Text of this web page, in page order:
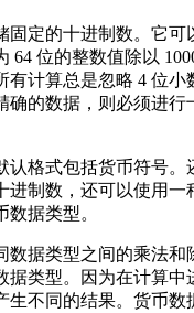
固定的十进制数。它可
64 位的整数值除以
有计算总是忽略 4 位小
确的数据，则必须进行
认格式包括货币符号。
进制数，还可以使用一
据类型。
数据类型之间的乘法和
据类型。因为在计算中
生不同的结果。货币数